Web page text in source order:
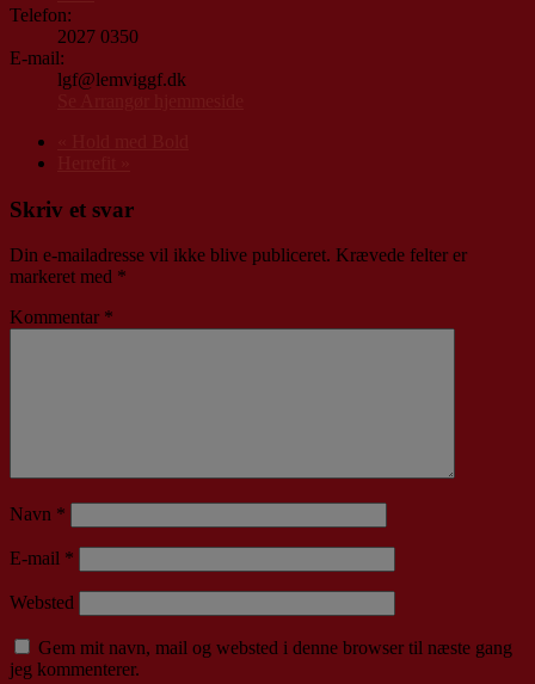
Telefon:
2027 0350
E-mail:
lgf@lemviggf.dk
Skriv et svar
Din e-mailadresse vil ikke blive publiceret. Krævede felter er
markeret med *
Kommentar *
Navn *
E-mail *
Websted
Gem mit navn, mail og websted i denne browser til næste gang
jeg kommenterer.